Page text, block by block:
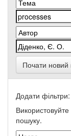
Почати
Додати фільтри:
пошуку.